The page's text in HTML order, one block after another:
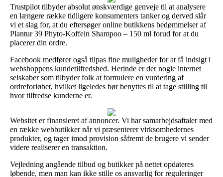
Trustpilot tilbyder absolut ønskværdige genveje til at analysere
en længere række tidligere konsumenters tanker og derved slår
vi et slag for, at du eftersøger online butikkens bedømmelser af
Plantur 39 Phyto-Koffein Shampoo – 150 ml forud for at du
placerer din ordre.
Facebook medfører også tilpas fine muligheder for at få indsigt i
webshoppens kundetilfredshed. Herinde er der nogle internet
selskaber som tilbyder folk at formulere en vurdering af
ordreforløbet, hvilket ligeledes bør benyttes til at tage stilling til
hvor tilfredse kunderne er.
Websitet er finansieret af annoncer. Vi har samarbejdsaftaler med
en række webbutikker når vi præsenterer virksomhedernes
produkter, og tager imod provision såfremt de brugere vi sender
videre realiserer en transaktion.
Vejledning angående tilbud og butikker på nettet opdateres
løbende, men man kan ikke stille os ansvarlig for reguleringer